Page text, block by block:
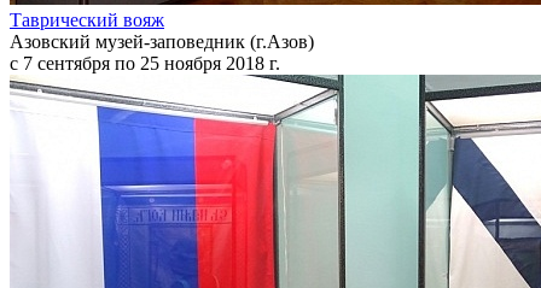
Таврический вояж
Азовский музей-заповедник (г.Азов)
с 7 сентября по 25 ноября 2018 г.